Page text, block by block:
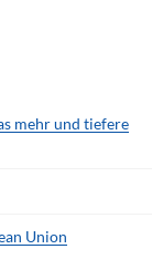
mehr und tiefere
Union